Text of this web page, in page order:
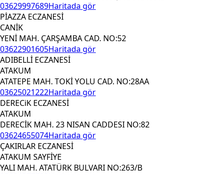
03629997689Haritada gör
PİAZZA ECZANESİ
CANİK
YENİ MAH. ÇARŞAMBA CAD. NO:52
03622901605Haritada gör
ADIBELLİ ECZANESİ
ATAKUM
ATATEPE MAH. TOKİ YOLU CAD. NO:28AA
03625021222Haritada gör
DERECiK ECZANESİ
ATAKUM
DERECİK MAH. 23 NISAN CADDESI NO:82
03624655074Haritada gör
ÇAKIRLAR ECZANESİ
ATAKUM SAYFİYE
YALI MAH. ATATÜRK BULVARI NO:263/B